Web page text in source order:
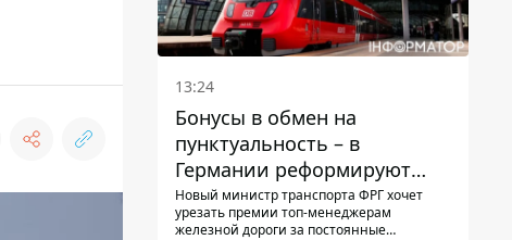
13:24
Бонусы в обмен на
пунктуальность – в
Германии реформируют
премирование руководства
Deutsche Bahn
Новый министр транспорта ФРГ хочет
урезать премии топ-менеджерам
железной дороги за постоянные